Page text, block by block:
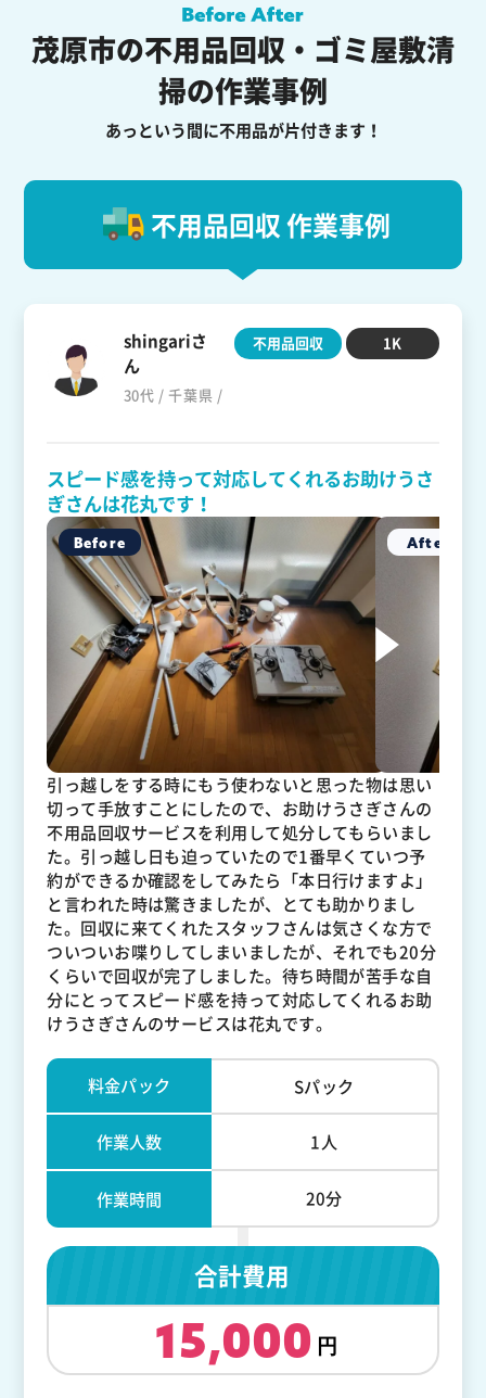
茂原市の不用品回収・ゴミ屋敷清
掃の作業事例
あっという間に不用品が片付きます！
不用品回収 作業事例
shingariさ
ん
30代 / 千葉県 /
不用品回収 1K
スピード感を持って対応してくれるお助けうさ
ぎさんは花丸です！
引っ越しをする時にもう使わないと思った物は思い
切って手放すことにしたので、お助けうさぎさんの
不用品回収サービスを利用して処分してもらいまし
た。引っ越し日も迫っていたので1番早くていつ予
約ができるか確認をしてみたら「本日行けますよ」
と言われた時は驚きましたが、とても助かりまし
た。回収に来てくれたスタッフさんは気さくな方で
ついついお喋りしてしまいましたが、それでも20分
くらいで回収が完了しました。待ち時間が苦手な自
分にとってスピード感を持って対応してくれるお助
けうさぎさんのサービスは花丸です。
料金パック Sパック
作業人数 1人
作業時間 20分
合計費用
15,000